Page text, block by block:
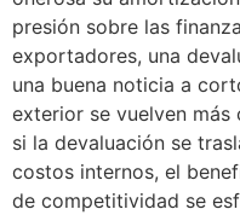
presión sobre las
exportadores, una
una buena noticia a
exterior se vuelven más
si la devaluación se
costos internos, el
de competitividad se